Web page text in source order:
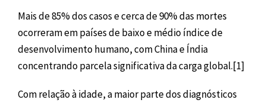
Mais de 85% dos casos e cerca de 90% das mortes
ocorreram em países de baixo e médio índice de
desenvolvimento humano, com China e Índia
concentrando parcela significativa da carga global.[1]
Com relação à idade, a maior parte dos diagnósticos